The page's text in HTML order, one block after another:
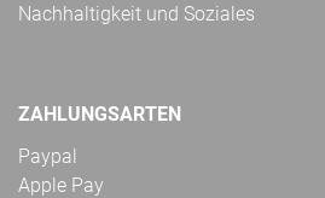
Nachhaltigkeit und Soziales
ZAHLUNGSARTEN
Paypal
Apple Pay